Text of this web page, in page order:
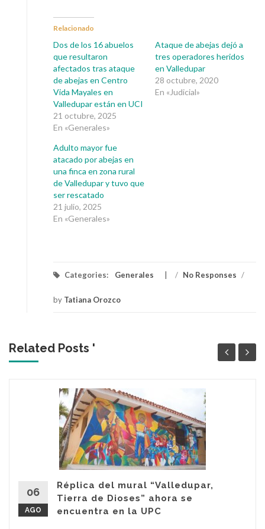
Relacionado
Dos de los 16 abuelos
que resultaron
afectados tras ataque
de abejas en Centro
Vida Mayales en
Valledupar están en UCI
21 octubre, 2025
En «Generales»
Ataque de abejas dejó a
tres operadores heridos
en Valledupar
28 octubre, 2020
En «Judicial»
Adulto mayor fue
atacado por abejas en
una finca en zona rural
de Valledupar y tuvo que
ser rescatado
21 julio, 2025
En «Generales»
Categories: Generales / No Responses /
by Tatiana Orozco
Related Posts '
06
AGO
Réplica del mural “Valledupar,
Tierra de Dioses” ahora se
encuentra en la UPC